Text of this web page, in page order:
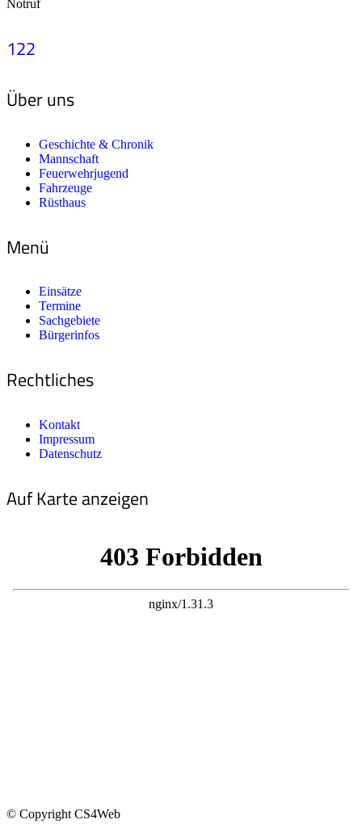
Notruf
122
Über uns
Geschichte & Chronik
Mannschaft
Feuerwehrjugend
Fahrzeuge
Rüsthaus
Menü
Einsätze
Termine
Sachgebiete
Bürgerinfos
Rechtliches
Kontakt
Impressum
Datenschutz
Auf Karte anzeigen
© Copyright CS4Web